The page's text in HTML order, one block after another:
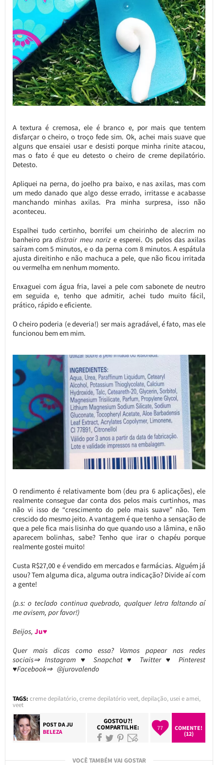
A textura é cremosa, ele é branco e, por mais que tentem
disfarçar o cheiro, o troço fede sim. Ok, achei mais suave que
alguns que ensaiei usar e desisti porque minha rinite atacou,
mas o fato é que eu detesto o cheiro de creme depilatório.
Detesto.
Apliquei na perna, do joelho pra baixo, e nas axilas, mas com
um medo danado que algo desse errado, irritasse e acabasse
manchando minhas axilas. Pra minha surpresa, isso não
aconteceu.
Espalhei tudo certinho, borrifei um cheirinho de alecrim no
banheiro pra distrair meu narize esperei. Os pelos das axilas
saíram com 5 minutos, e o da perna com 8 minutos. A espátula
ajusta direitinho e não machuca a pele, que não ficou irritada
ou vermelha em nenhum momento.
Enxaguei com água fria, lavei a pele com sabonete de neutro
em seguida e, tenho que admitir, achei tudo muito fácil,
prático, rápido e eficiente.
O cheiro poderia (e deveria!) ser mais agradável, é fato, mas ele
funcionou bem em mim.
O rendimento é relativamente bom (deu pra 6 aplicações), ele
realmente consegue dar conta dos pelos mais curtinhos, mas
não vi isso de “crescimento do pelo mais suave” não. Tem
crescido do mesmo jeito. A vantagem é que tenho a sensação de
que a pele fica mais lisinha do que quando uso a lâmina, e não
aparecem bolinhas, sabe? Tenho que irar o chapéu porque
realmente gostei muito!
Custa R$27,00 e é vendido em mercados e farmácias. Alguém já
usou? Tem alguma dica, alguma outra indicação? Divide aí com
a gente!
(p.s: o teclado continua quebrado, qualquer letra faltando aí
me avisem, por favor!)
Beijos, Ju♥
Quer mais dicas como essa? Vamos papear nas redes
sociais⇒ Instagram ♥ Snapchat ♥ Twitter ♥ Pinterest
♥Facebook⇒ @jurovalendo
TAGS: creme depilatório,creme depilatório veet,depilação, usei e amei,
veet
POST DAJU
BELEZA
GOSTOU?!
COMPARTILHE: 77
COMENTE!
(12)
VOCÊ TAMBÉM VAI GOSTAR